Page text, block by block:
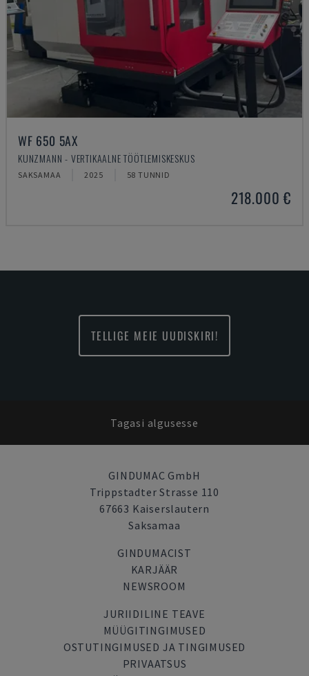
WF 650 5AX
KUNZMANN - VERTIKAALNE TÖÖTLEMISKESKUS
SAKSAMAA 2025 58 TUNNID
218.000 €
TELLIGE MEIE UUDISKIRI!
Tagasi algusesse
GINDUMAC GmbH
Trippstadter Strasse 110
67663 Kaiserslautern
Saksamaa
GINDUMACIST
KARJÄÄR
NEWSROOM
JURIIDILINE TEAVE
MÜÜGITINGIMUSED
OSTUTINGIMUSED JA TINGIMUSED
PRIVAATSUS